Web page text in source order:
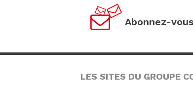
Abonnez-
LES SITES DU GROUPE